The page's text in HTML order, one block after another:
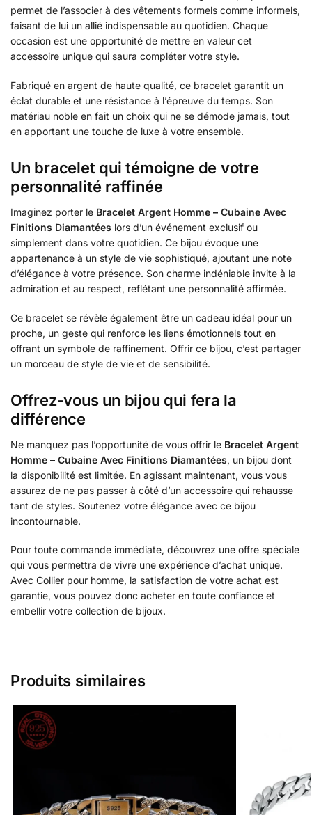
permet de l’associer à des vêtements formels comme informels,
faisant de lui un allié indispensable au quotidien. Chaque
occasion est une opportunité de mettre en valeur cet
accessoire unique qui saura compléter votre style.
Fabriqué en argent de haute qualité, ce bracelet garantit un
éclat durable et une résistance à l’épreuve du temps. Son
matériau noble en fait un choix qui ne se démode jamais, tout
en apportant une touche de luxe à votre ensemble.
Un bracelet qui témoigne de votre
personnalité raffinée
Imaginez porter le Bracelet Argent Homme – Cubaine Avec
Finitions Diamantées lors d’un événement exclusif ou
simplement dans votre quotidien. Ce bijou évoque une
appartenance à un style de vie sophistiqué, ajoutant une note
d’élégance à votre présence. Son charme indéniable invite à la
admiration et au respect, reflétant une personnalité affirmée.
Ce bracelet se révèle également être un cadeau idéal pour un
proche, un geste qui renforce les liens émotionnels tout en
offrant un symbole de raffinement. Offrir ce bijou, c’est partager
un morceau de style de vie et de sensibilité.
Offrez-vous un bijou qui fera la
différence
Ne manquez pas l’opportunité de vous offrir le Bracelet Argent
Homme – Cubaine Avec Finitions Diamantées, un bijou dont
la disponibilité est limitée. En agissant maintenant, vous vous
assurez de ne pas passer à côté d’un accessoire qui rehausse
tant de styles. Soutenez votre élégance avec ce bijou
incontournable.
Pour toute commande immédiate, découvrez une offre spéciale
qui vous permettra de vivre une expérience d’achat unique.
Avec Collier pour homme, la satisfaction de votre achat est
garantie, vous pouvez donc acheter en toute confiance et
embellir votre collection de bijoux.
Produits similaires